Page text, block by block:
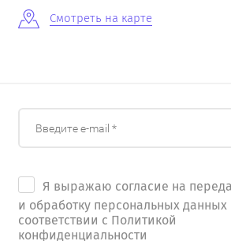
Смотреть на карте
Я выражаю согласие на
и обработку персональных данных
соответствии с Политикой
конфиденциальности